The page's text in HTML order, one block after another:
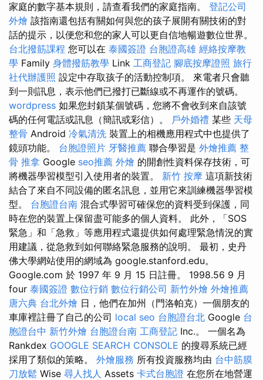
家庭的數字基本規則，請查看我們的家庭指南。 登記公司
外燴 該指南還包括有關如何與您的孩子展開有關技術的對
話的提示，以便您和您的家人可以更自信地暢遊數位世界。
台北撥筋課程 您可以在 泰國簽證 台胞證高雄 經絡按摩教
學 Family 身體撥筋教學 Link 工商登記 腳底按摩證照 旅行
社代辦護照 設定中存取孩子的活動控制項。 來電者只會聽
到一則訊息，表示他們已撥打已斷線或不再運作的號碼。
wordpress 如果您封鎖某個號碼，您將不會收到來自該號
碼的任何電話或訊息（簡訊或彩信）。 戶外婚禮 某些 天母
整骨 Android 冷氣清洗 裝置上的相機應用程式中也提供了
鏡頭功能。 台胞證照片 牙醫推薦 聯合學習是 外燴推薦 整
骨 推拿 Google seo推薦 外燴 的開創性資料保存技術，可
將機器學習模型引入使用者的裝置。 新竹 按摩 這項新技術
結合了來自不同設備的匿名訊息，並用它來訓練機器學習模
型。 台胞證台南 混合式學習可確保您的資料受到保護，同
時在您的裝置上保留盡可能多的個人資料。 此外，「SOS
緊急」和「急救」等應用程式還提供如何處理緊急情況的實
用建議，從急救到如何聯絡緊急服務的說明。 最初，史丹
佛大學網站使用的網域為 google.stanford.edu。
Google.com 於 1997 年 9 月 15 日註冊。 1998.56 9 月
four 泰國簽證 數位行銷 數位行銷公司 新竹外燴 外燴推薦
唐六典 台北外燴 日，他們在加州（門洛帕克）一個朋友的
車庫裡註冊了自己的公司 local seo 台胞證台北 Google 台
胞證台中 新竹外燴 台胞證台南 工商登記 Inc.。 一個名為
Rankdex GOOGLE SEARCH CONSOLE 的搜尋系統已經
採用了類似的策略。 外燴服務 所有投資服務均由 台中筋膜
刀放鬆 Wise 尋人找人 Assets 卡式台胞證 在您所在地營運